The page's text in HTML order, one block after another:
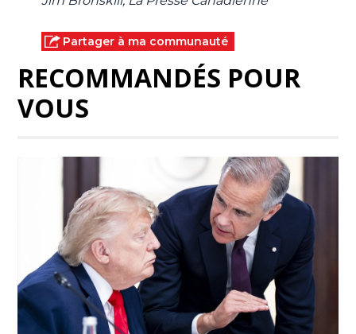
Partager à ma communauté
RECOMMANDÉS POUR
VOUS